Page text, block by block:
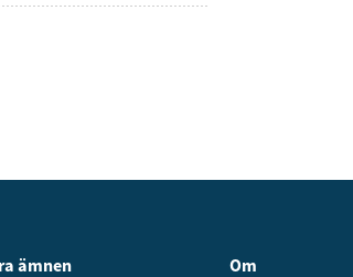
ämnen Om